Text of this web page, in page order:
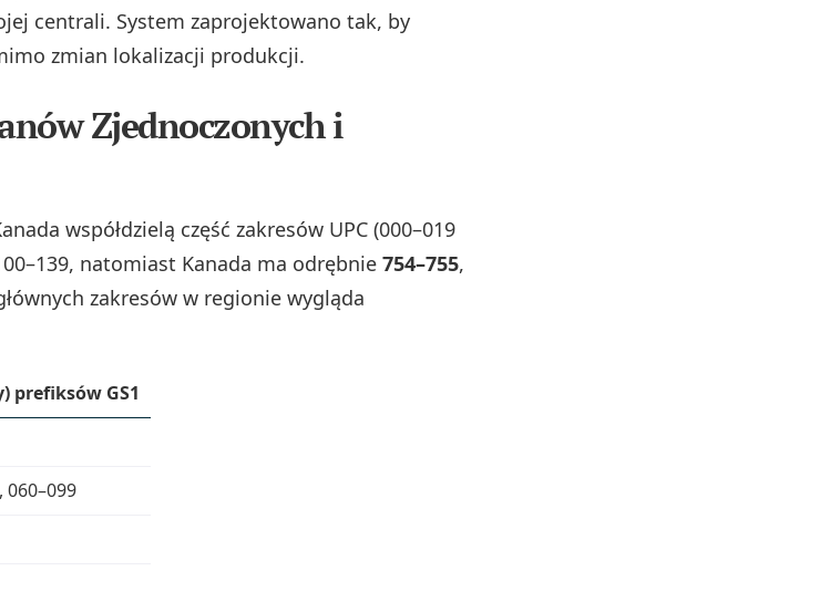
centrali. System zaprojektowano tak, by
zmian lokalizacji produkcji.
Zjednoczonych i
współdzielą część zakresów UPC (000–019
natomiast Kanada ma odrębnie 754–755,
zakresów w regionie wygląda
prefiksów GS1
060–099